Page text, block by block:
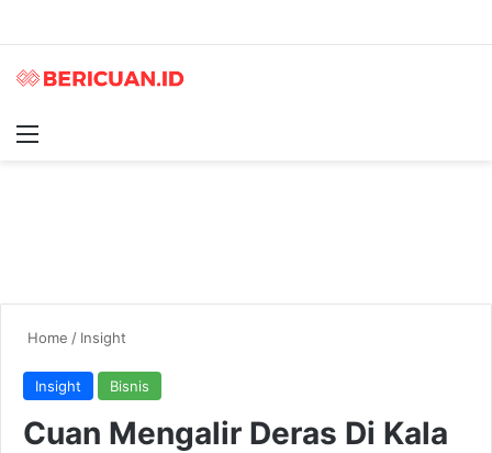
Home / Insight
Insight Bisnis
Cuan Mengalir Deras Di Kala